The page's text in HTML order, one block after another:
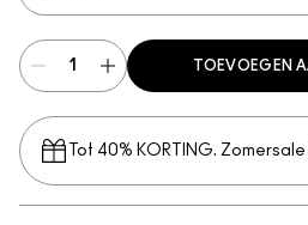
TOEVOEGEN
Tot 40% KORTING.